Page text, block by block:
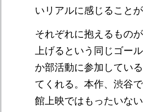
いリアルに感じることが
それぞれに抱えるもの
上げるという同じゴー
か部活動に参加してい
てくれる。本作、渋谷
館上映ではもったいな